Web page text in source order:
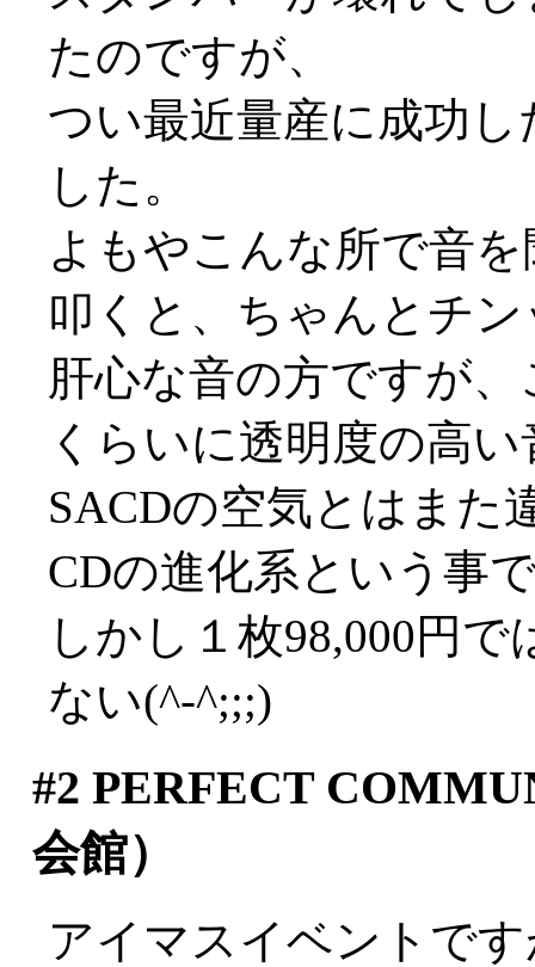
たのですが、
つい最近量産に成功
した。
よもやこんな所で音
叩くと、ちゃんとチ
肝心な音の方ですが
くらいに透明度の高
SACDの空気とはまた
CDの進化系という事
しかし１枚98,000円
ない(^-^;;;)
#2 PERFECT
会館）
アイマスイベントで